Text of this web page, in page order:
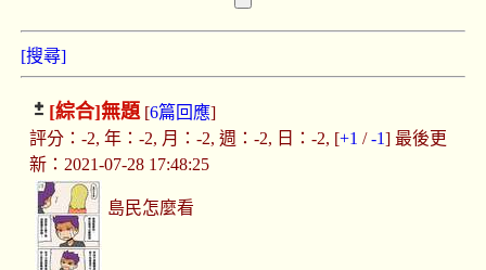
[搜尋]
[綜合]無題[6篇回應]
評分：-2, 年：-2, 月：-2, 週：-2, 日：-2, [+1 /-1] 最後更
新：2021-07-28 17:48:25
島民怎麼看